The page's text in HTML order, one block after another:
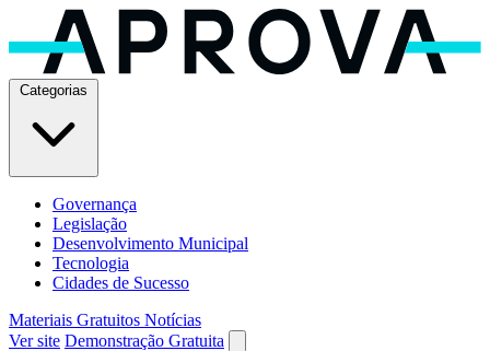
Governança
Legislação
Desenvolvimento Municipal
Tecnologia
Cidades de Sucesso
Materiais Gratuitos Notícias
Ver site Demonstração Gratuita